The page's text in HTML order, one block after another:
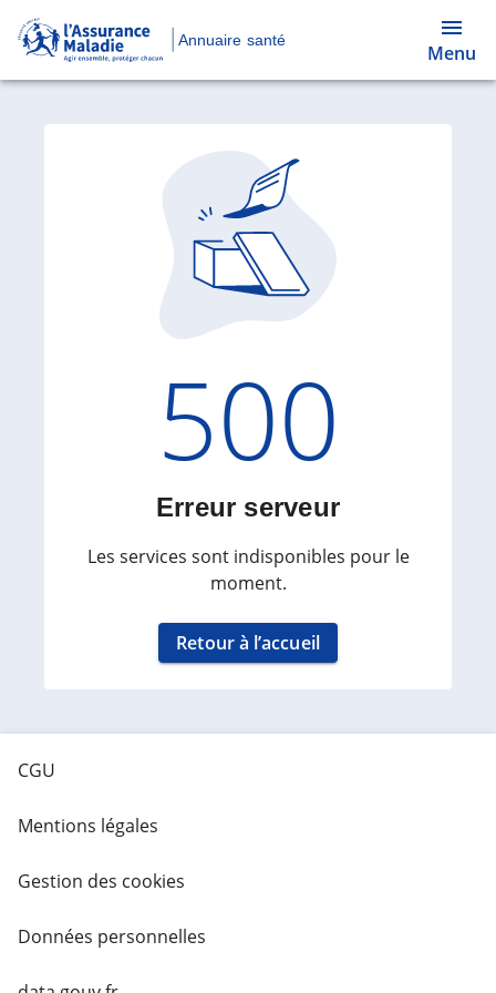
Annuaire santé
Menu
Code
500
Erreur serveur
Les services sont indisponibles pour le
moment.
Retour à l’accueil
CGU
Mentions légales
Gestion des cookies
Données personnelles